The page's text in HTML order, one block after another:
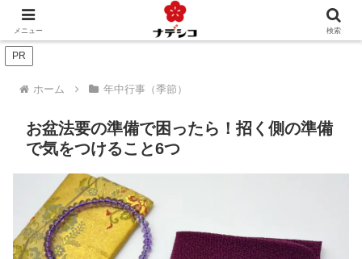
年中行事（季節） 年中行事（人生） おくりもの
PR
ホーム 年中行事（季節）
お盆法要の準備で困ったら！招く側の準備
で気をつけること6つ
メニュー 検索